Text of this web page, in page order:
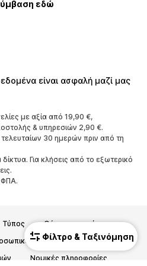
Φίλτρο & Ταξινόμηση
Φούστες
Aποκλειστικά
Trending
Μποτάκια
Παντόφλες
Αποκλειστικά
εδώ
είναι ασφαλή μαζί μας
με αξία από 19,90 €,
& υπηρεσιών 2,90 €.
30 ημερών πριν από τη
Για κλήσεις από το εξωτερικό
ΦΠΑ.
Τύπος
Θέσεις εργασίας
δεδομένων
Νομικές πληροφορίες